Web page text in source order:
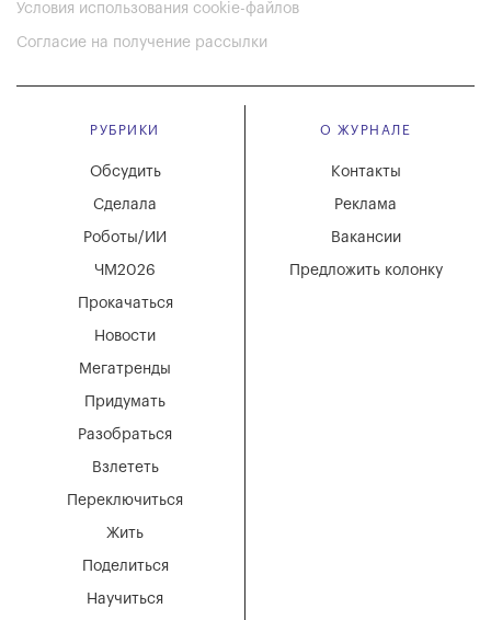
Условия использования cookie-файлов
Согласие на получение рассылки
РУБРИКИ
Мегатренды
Придумать
Разобраться
Взлететь
Новости
Переключиться
Жить
Поделиться
Научиться
Обсудить
Сделала
Роботы/ИИ
ЧМ2026
Прокачаться
О ЖУРНАЛЕ
Вакансии
Реклама
Контакты
Предложить колонку